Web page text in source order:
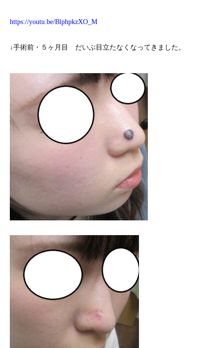
https://youtu.be/BlphpkzXO_M
↓手術前・５ヶ月目 だいぶ目立たなくなってきました。